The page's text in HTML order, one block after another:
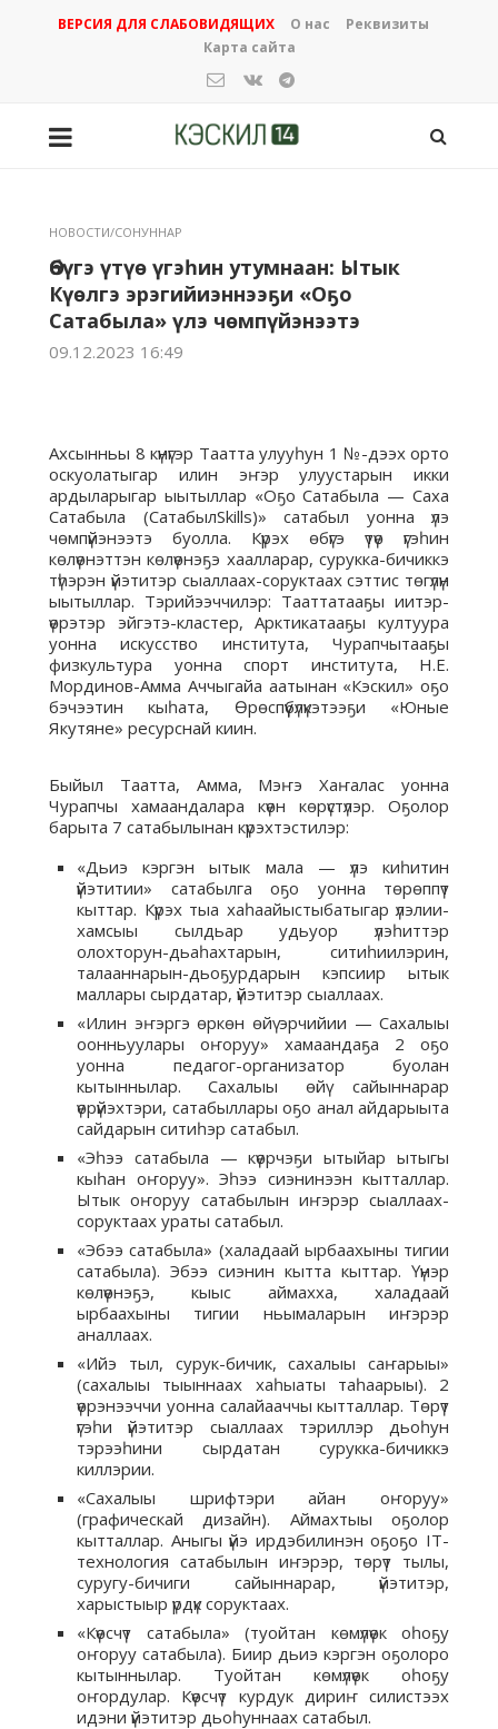
ВЕРСИЯ ДЛЯ СЛАБОВИДЯЩИХ О нас
Реквизиты
Карта сайта
НОВОСТИ/СОНУННАР
Өбүгэ үтүө үгэһин утумнаан: Ытык
Күөлгэ эрэгийиэннээҕи «Оҕо
Сатабыла» үлэ чөмпүйэнээтэ
09.12.2023 16:49
Ахсынньы 8 күнүгэр Таатта улууһун 1 №-дээх орто
оскуолатыгар илин эҥэр улуустарын икки
ардыларыгар ыытыллар «Оҕо Сатабыла — Саха
Сатабыла (СатабылSkills)» сатабыл уонна үлэ
чөмпүйэнээтэ буолла. Күрэх өбүгэ үтүө үгэһин
көлүөнэттэн көлүөнэҕэ хаалларар, сурукка-бичиккэ
түһэрэн үйэтитэр сыаллаах-соруктаах сэттис төгүлүн
ыытыллар. Тэрийээччилэр: Тааттатааҕы иитэр-
үөрэтэр эйгэтэ-кластер, Арктикатааҕы култуура
уонна искусство института, Чурапчытааҕы
физкультура уонна спорт института, Н.Е.
Мординов-Амма Аччыгайа аатынан «Кэскил» оҕо
бэчээтин кыһата, Өрөспүүбүлүкэтээҕи «Юные
Якутяне» ресурснай киин.
Быйыл Таатта, Амма, Мэҥэ Хаҥалас уонна
Чурапчы хамаандалара күөн көрүстүлэр. Оҕолор
барыта 7 сатабылынан күрэхтэстилэр:
«Дьиэ кэргэн ытык мала — үлэ киһитин
үйэтитии» сатабылга оҕо уонна төрөппүт
кыттар. Күрэх тыа хаһаайыстыбатыгар үлэлии-
хамсыы сылдьар удьуор үлэһиттэр
олохторун-дьаһахтарын, ситиһиилэрин,
талааннарын-дьоҕурдарын кэпсиир ытык
маллары сырдатар, үйэтитэр сыаллаах.
«Илин эҥэргэ өркөн өйү эрчийии — Сахалыы
оонньуулары оҥоруу» хамаандаҕа 2 оҕо
уонна педагог-организатор буолан
кытыннылар. Сахалыы өйү сайыннарар
үөрүйэхтэри, сатабыллары оҕо анал айдарыыта
сайдарын ситиһэр сатабыл.
«Эһээ сатабыла — күөрчэҕи ытыйар ытыгы
кыһан оҥоруу». Эһээ сиэнинээн кытталлар.
Ытык оҥоруу сатабылын иҥэрэр сыаллаах-
соруктаах ураты сатабыл.
«Эбээ сатабыла» (халадаай ырбаахыны тигии
сатабыла). Эбээ сиэнин кытта кыттар. Үүнэр
көлүөнэҕэ, кыыс аймахха, халадаай
ырбаахыны тигии ньымаларын иҥэрэр
аналлаах.
«Ийэ тыл, сурук-бичик, сахалыы саҥарыы»
(сахалыы тыыннаах хаһыаты таһаарыы). 2
үөрэнээччи уонна салайааччы кытталлар. Төрүт
үгэһи үйэтитэр сыаллаах тэриллэр дьоһун
тэрээһини сырдатан сурукка-бичиккэ
киллэрии.
«Сахалыы шрифтэри айан оҥоруу»
(графическай дизайн). Аймахтыы оҕолор
кытталлар. Аныгы үйэ ирдэбилинэн оҕоҕо IT-
технология сатабылын иҥэрэр, төрүт тылы,
суругу-бичиги сайыннарар, үйэтитэр,
харыстыыр үрдүк соруктаах.
«Күөсчүт сатабыла» (туойтан көмүлүөк оһоҕу
оҥоруу сатабыла). Биир дьиэ кэргэн оҕолоро
кытыннылар. Туойтан көмүлүөк оһоҕу
оҥордулар. Күөсчүт курдук дириҥ силистээх
идэни үйэтитэр дьоһуннаах сатабыл.